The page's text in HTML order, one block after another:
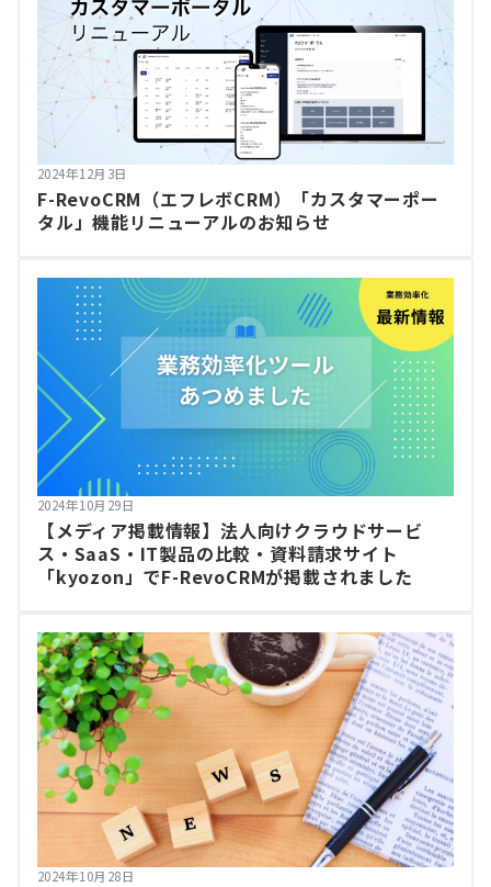
2024年12月3日
F-RevoCRM（エフレボCRM）「カスタマーポー
タル」機能リニューアルのお知らせ
2024年10月29日
【メディア掲載情報】法人向けクラウドサービ
ス・SaaS・IT製品の比較・資料請求サイト
「kyozon」でF-RevoCRMが掲載されました
2024年10月28日